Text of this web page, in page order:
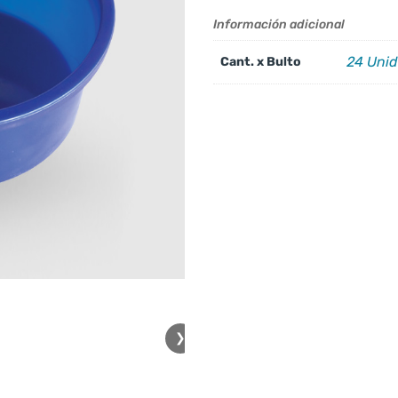
❯
Información adicional
Cant. x Bulto 24